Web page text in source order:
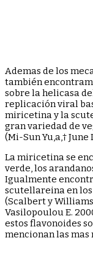
Ademas de los
también
sobre la helicasa
replicación viral
miricetina y la
gran variedad de
(Mi-Sun Yu,a,† June
La miricetina se
verde, los
Igualmente
scutellareina en los
(Scalbert y
Vasilopoulou E.
estos flavonoides
mencionan las mas